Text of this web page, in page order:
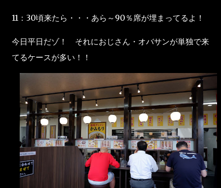
11：30頃来たら・・・あら～90％席が埋まってるよ！
今日平日だゾ！ それにおじさん・オバサンが単独で来
てるケースが多い！！